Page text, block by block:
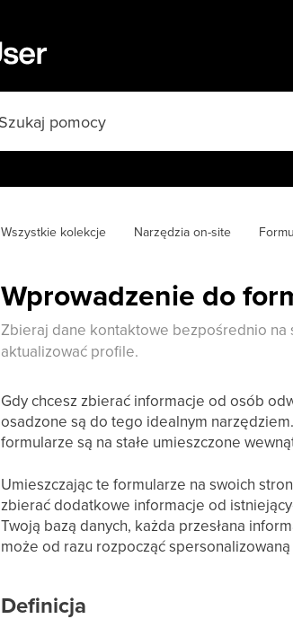
Wszystkie kolekcje Narzędzia on-site
Wprowadzenie do
Zbieraj dane kontaktowe bezpośrednio na
aktualizować profile.
Gdy chcesz zbierać informacje od osób
osadzone są do tego idealnym
formularze są na stałe umieszczone
Umieszczając te formularze na swoich
zbierać dodatkowe informacje od
Twoją bazą danych, każda przesłana
może od razu rozpocząć
Definicja